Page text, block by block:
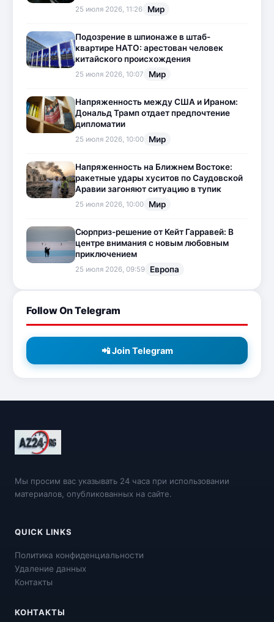
25 июля 2026, 11:26 Мир
Подозрение в шпионаже в штаб-
квартире НАТО: арестован человек
китайского происхождения
25 июля 2026, 10:07 Мир
Напряженность между США и Ираном:
Дональд Трамп отдает предпочтение
дипломатии
25 июля 2026, 10:00 Мир
Напряженность на Ближнем Востоке:
ракетные удары хуситов по Саудовской
Аравии загоняют ситуацию в тупик
25 июля 2026, 10:00 Мир
Сюрприз-решение от Кейт Гарравей: В
центре внимания с новым любовным
приключением
25 июля 2026, 09:59 Европа
Follow On Telegram
📲 Join Telegram
Мы просим вас указывать 24 часа при использовании
материалов, опубликованных на сайте.
QUICK LINKS
Политика конфиденциальности
Удаление данных
Контакты
КОНТАКТЫ